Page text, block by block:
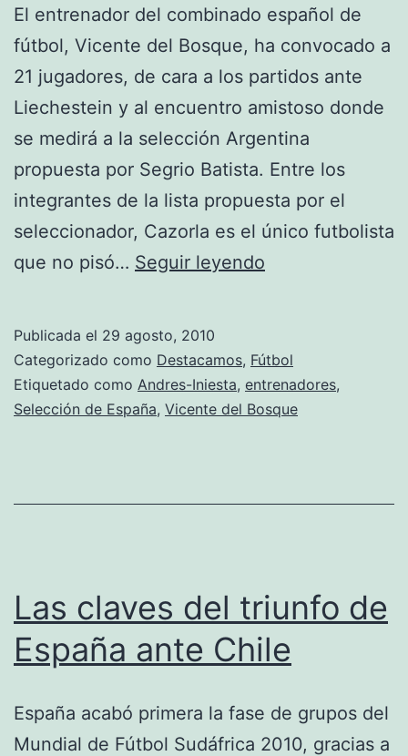
El entrenador del combinado español de
fútbol, Vicente del Bosque, ha convocado a
21 jugadores, de cara a los partidos ante
Liechestein y al encuentro amistoso donde
se medirá a la selección Argentina
propuesta por Segrio Batista. Entre los
integrantes de la lista propuesta por el
seleccionador, Cazorla es el único futbolista
que no pisó… Seguir leyendo
España
reunida
nuevamente
Publicada el 29 agosto, 2010
Categorizado como Destacamos, Fútbol
Etiquetado como Andres-Iniesta, entrenadores,
Selección de España, Vicente del Bosque
Las claves del triunfo de
España ante Chile
España acabó primera la fase de grupos del
Mundial de Fútbol Sudáfrica 2010, gracias a